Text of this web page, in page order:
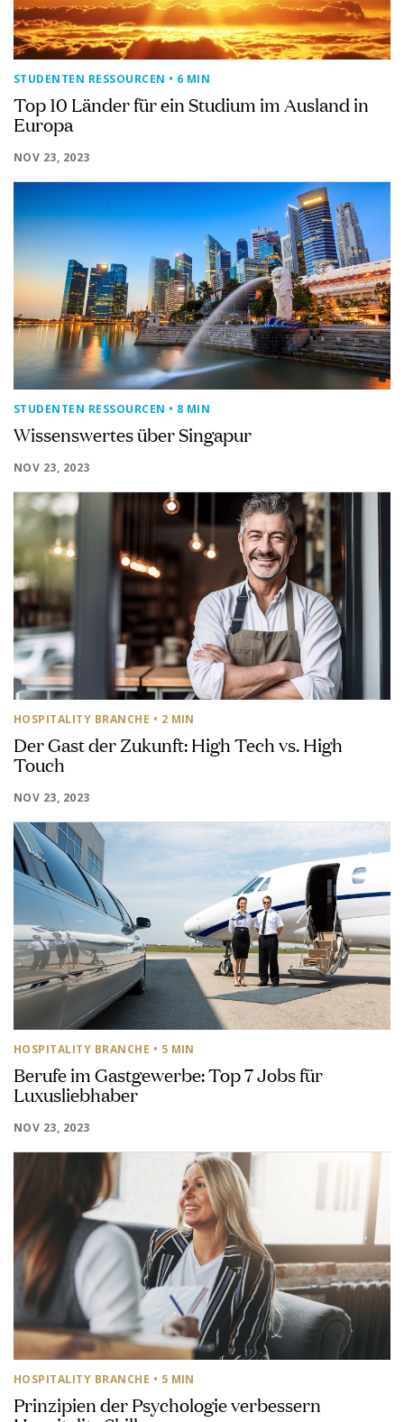
STUDENTEN RESSOURCEN • 6 MIN
Top 10 Länder für ein Studium im Ausland in
Europa
NOV 23, 2023
STUDENTEN RESSOURCEN • 8 MIN
Wissenswertes über Singapur
NOV 23, 2023
HOSPITALITY BRANCHE • 2 MIN
Der Gast der Zukunft: High Tech vs. High
Touch
NOV 23, 2023
HOSPITALITY BRANCHE • 5 MIN
Berufe im Gastgewerbe: Top 7 Jobs für
Luxusliebhaber
NOV 23, 2023
HOSPITALITY BRANCHE • 5 MIN
Prinzipien der Psychologie verbessern